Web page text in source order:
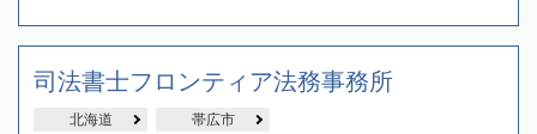
司法書士フロンティア法務事務所
北海道 帯広市